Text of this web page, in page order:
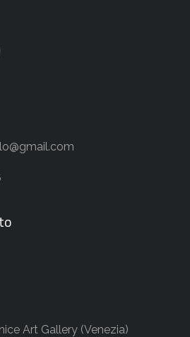
Art Gallery (Venezia)